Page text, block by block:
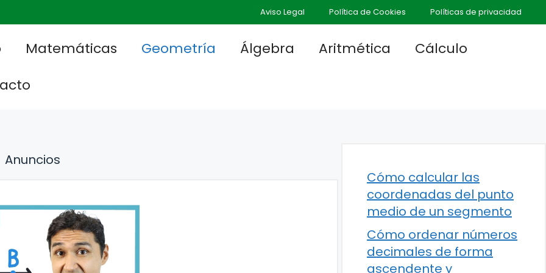
Aviso Legal Política de Cookies Políticas de privacidad
Matemáticas Geometría Álgebra Aritmética
Cálculo
Anuncios
Cómo calcular las
coordenadas del punto
medio de un segmento
Cómo ordenar números
decimales de forma
ascendente y